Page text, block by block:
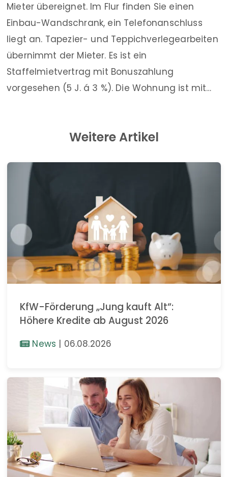
Mieter übereignet. Im Flur finden Sie einen
Einbau-Wandschrank, ein Telefonanschluss
liegt an. Tapezier- und Teppichverlegearbeiten
übernimmt der Mieter. Es ist ein
Staffelmietvertrag mit Bonuszahlung
vorgesehen (5 J. á 3 %). Die Wohnung ist mit…
Weitere Artikel
KfW-Förderung „Jung kauft Alt“:
Höhere Kredite ab August 2026
News | 06.08.2026